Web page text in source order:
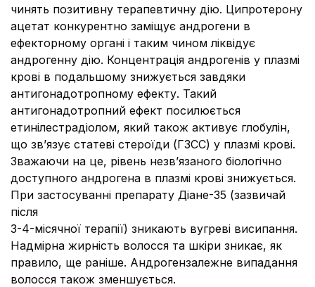
чинять позитивну терапевтичну дію. Ципротерону
ацетат конкурентно заміщує андрогени в
ефекторному органі і таким чином ліквідує
андрогенну дію. Концентрація андрогенів у плазмі
крові в подальшому знижується завдяки
антигонадотропному ефекту. Такий
антигонадотропний ефект посилюється
етинілестрадіолом, який також активує глобулін,
що зв’язує статеві стероїди (ГЗСС) у плазмі крові.
Зважаючи на це, рівень незв’язаного біологічно
доступного андрогена в плазмі крові знижується.
При застосуванні препарату Діане-35 (зазвичай
після
3-4-місячної терапії) зникають вугреві висипання.
Надмірна жирність волосся та шкіри зникає, як
правило, ще раніше. Андрогензалежне випадання
волосся також зменшується.